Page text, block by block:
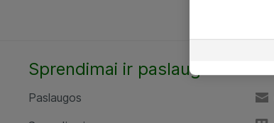
Sprendimai ir paslaugos
Paslaugos